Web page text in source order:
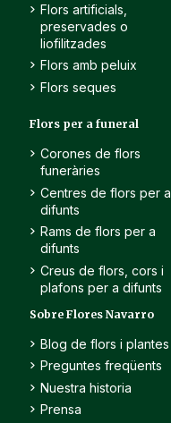
Flors artificials,
preservades o
liofilitzades
Flors amb peluix
Flors seques
Flors per a funeral
Corones de flors
funeràries
Centres de flors per a
difunts
Rams de flors per a
difunts
Creus de flors, cors i
plafons per a difunts
Sobre Flores Navarro
Blog de flors i plantes
Preguntes freqüents
Nuestra historia
Prensa